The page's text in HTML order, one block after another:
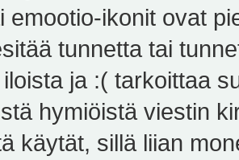
emootio-ikonit ovat
tunnetta tai
ja :( tarkoittaa
hymiöistä viestin
käytät, sillä liian